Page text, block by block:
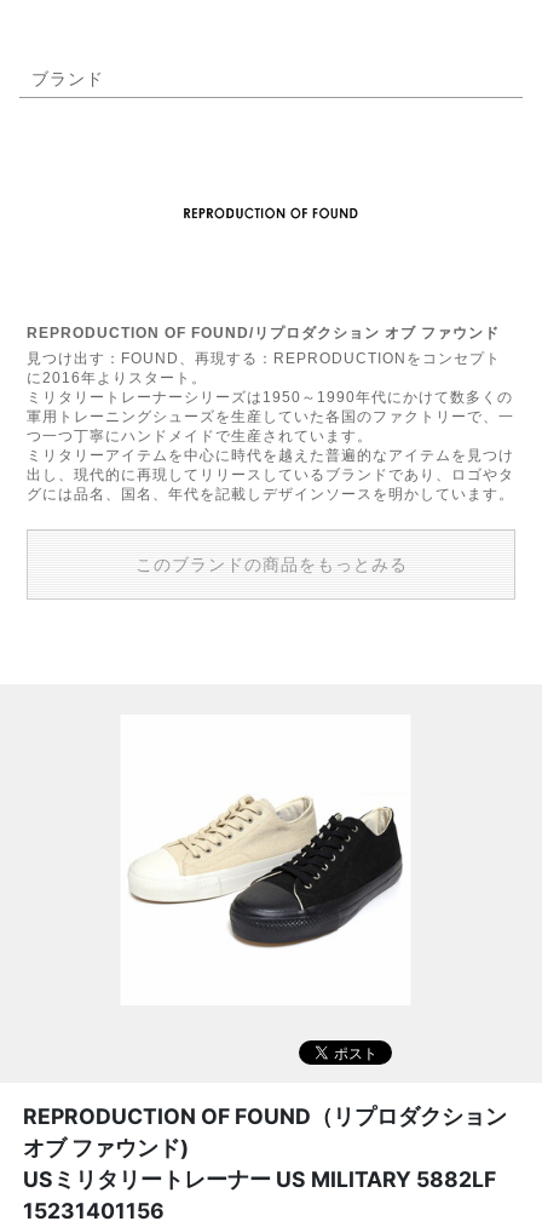
ブランド
REPRODUCTION OF FOUND/リプロダクション オブ ファウンド
見つけ出す：FOUND、再現する：REPRODUCTIONをコンセプト
に2016年よりスタート。
ミリタリートレーナーシリーズは1950～1990年代にかけて数多くの
軍用トレーニングシューズを生産していた各国のファクトリーで、一
つ一つ丁寧にハンドメイドで生産されています。
ミリタリーアイテムを中心に時代を越えた普遍的なアイテムを見つけ
出し、現代的に再現してリリースしているブランドであり、ロゴやタ
グには品名、国名、年代を記載しデザインソースを明かしています。
このブランドの商品をもっとみる
REPRODUCTION OF FOUND（リプロダクション
オブ ファウンド)
USミリタリートレーナー US MILITARY 5882LF
15231401156